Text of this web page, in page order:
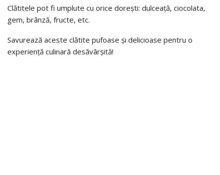
Clătitele pot fi umplute cu orice dorești: dulceață, ciocolata,
gem, brânză, fructe, etc.
Savurează aceste clătite pufoase și delicioase pentru o
experiență culinară desăvârșită!